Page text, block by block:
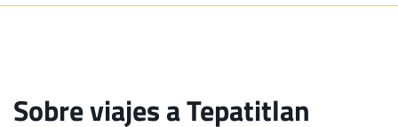
Sobre viajes a Tepatitlan